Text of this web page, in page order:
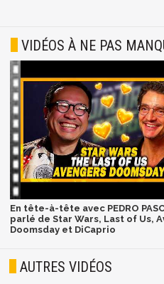
VIDÉOS À NE PAS
En tête-à-tête avec PEDRO
parlé de Star Wars, Last of Us,
Doomsday et DiCaprio
AUTRES VIDÉOS